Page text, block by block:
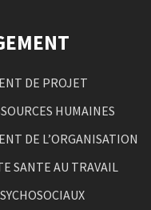
DE PROJET
HUMAINES
DE L’ORGANISATION
SANTE AU TRAVAIL